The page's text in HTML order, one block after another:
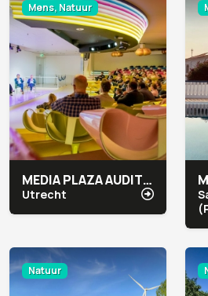
Mens, Natuur
MEDIA PLAZA AUDITORIUMGEBIED CONGRESCENTRUM
Utrecht
Natuur